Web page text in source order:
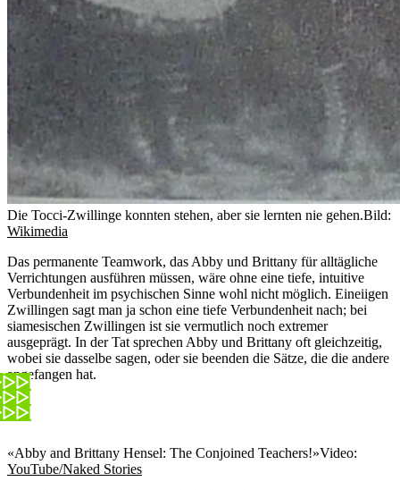
Die Tocci-Zwillinge konnten stehen, aber sie lernten nie gehen.Bild:
Wikimedia
Das permanente Teamwork, das Abby und Brittany für alltägliche
Verrichtungen ausführen müssen, wäre ohne eine tiefe, intuitive
Verbundenheit im psychischen Sinne wohl nicht möglich. Eineiigen
Zwillingen sagt man ja schon eine tiefe Verbundenheit nach; bei
siamesischen Zwillingen ist sie vermutlich noch extremer
ausgeprägt. In der Tat sprechen Abby und Brittany oft gleichzeitig,
wobei sie dasselbe sagen, oder sie beenden die Sätze, die die andere
angefangen hat.
«Abby and Brittany Hensel: The Conjoined Teachers!»Video:
YouTube/Naked Stories